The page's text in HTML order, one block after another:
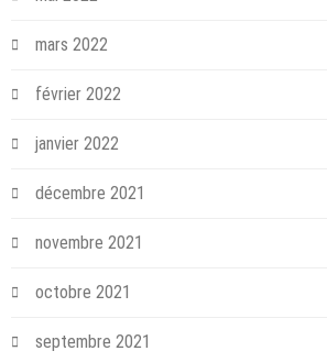
mars 2022
février 2022
janvier 2022
décembre 2021
novembre 2021
octobre 2021
septembre 2021